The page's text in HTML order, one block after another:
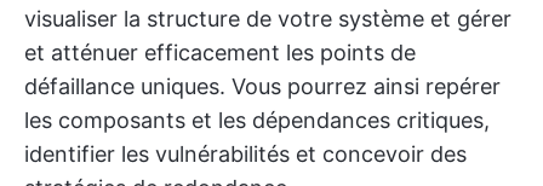
visualiser la structure de votre système et gérer
et atténuer efficacement les points de
défaillance uniques. Vous pourrez ainsi repérer
les composants et les dépendances critiques,
identifier les vulnérabilités et concevoir des